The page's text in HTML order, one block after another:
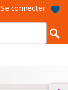
Se connecter